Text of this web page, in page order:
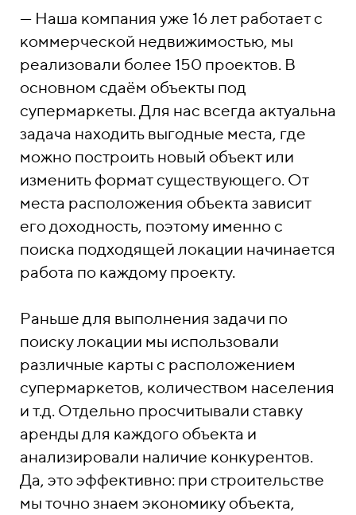
— Наша компания уже 16 лет работает с
коммерческой недвижимостью, мы
реализовали более 150 проектов. В
основном сдаём объекты под
супермаркеты. Для нас всегда актуальна
задача находить выгодные места, где
можно построить новый объект или
изменить формат существующего. От
места расположения объекта зависит
его доходность, поэтому именно с
поиска подходящей локации начинается
работа по каждому проекту.
Раньше для выполнения задачи по
поиску локации мы использовали
различные карты с расположением
супермаркетов, количеством населения
и т.д. Отдельно просчитывали ставку
аренды для каждого объекта и
анализировали наличие конкурентов.
Да, это эффективно: при строительстве
мы точно знаем экономику объекта,